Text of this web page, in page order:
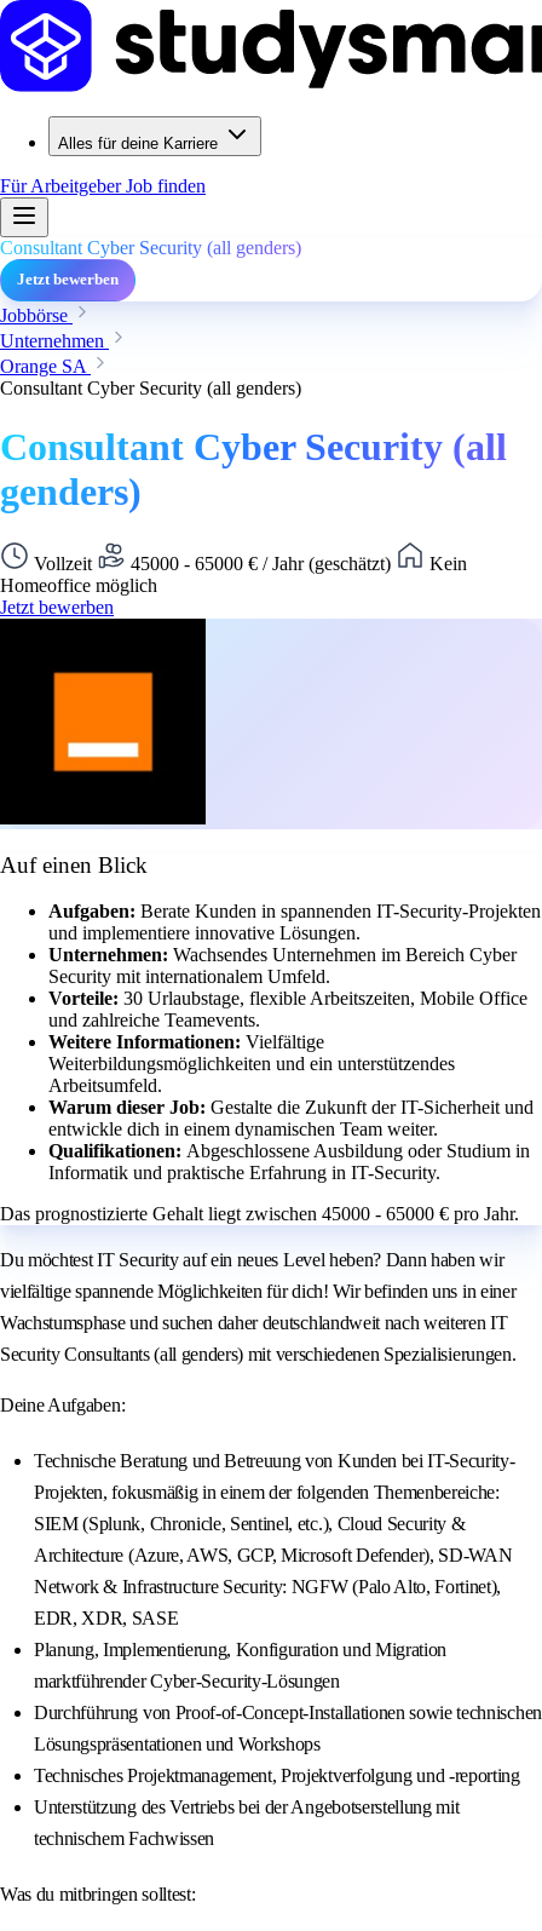
Alles für deine Karriere
Für ArbeitgeberJob finden
Consultant Cyber Security (all genders)
Jetzt bewerben
Jobbörse
Unternehmen
Orange SA
Consultant Cyber Security (all genders)
Consultant Cyber Security (all
genders)
Vollzeit 45000 - 65000 € / Jahr (geschätzt)
Kein
Homeoffice möglich
Jetzt bewerben
Auf einen Blick
Aufgaben: Berate Kunden in spannenden IT-Security-Projekten
und implementiere innovative Lösungen.
Unternehmen: Wachsendes Unternehmen im Bereich Cyber
Security mit internationalem Umfeld.
Vorteile: 30 Urlaubstage, flexible Arbeitszeiten, Mobile Office
und zahlreiche Teamevents.
Weitere Informationen: Vielfältige
Weiterbildungsmöglichkeiten und ein unterstützendes
Arbeitsumfeld.
Warum dieser Job: Gestalte die Zukunft der IT-Sicherheit und
entwickle dich in einem dynamischen Team weiter.
Qualifikationen: Abgeschlossene Ausbildung oder Studium in
Informatik und praktische Erfahrung in IT-Security.
Das prognostizierte Gehalt liegt zwischen 45000 - 65000 € pro Jahr.
Du möchtest IT Security auf ein neues Level heben? Dann haben wir
vielfältige spannende Möglichkeiten für dich! Wir befinden uns in einer
Wachstumsphase und suchen daher deutschlandweit nach weiteren IT
Security Consultants (all genders) mit verschiedenen Spezialisierungen.
Deine Aufgaben:
Technische Beratung und Betreuung von Kunden bei IT-Security-
Projekten, fokusmäßig in einem der folgenden Themenbereiche:
SIEM (Splunk, Chronicle, Sentinel, etc.), Cloud Security &
Architecture (Azure, AWS, GCP, Microsoft Defender), SD-WAN
Network & Infrastructure Security: NGFW (Palo Alto, Fortinet),
EDR, XDR, SASE
Planung, Implementierung, Konfiguration und Migration
marktführender Cyber-Security-Lösungen
Durchführung von Proof-of-Concept-Installationen sowie technischen
Lösungspräsentationen und Workshops
Technisches Projektmanagement, Projektverfolgung und -reporting
Unterstützung des Vertriebs bei der Angebotserstellung mit
technischem Fachwissen
Was du mitbringen solltest: